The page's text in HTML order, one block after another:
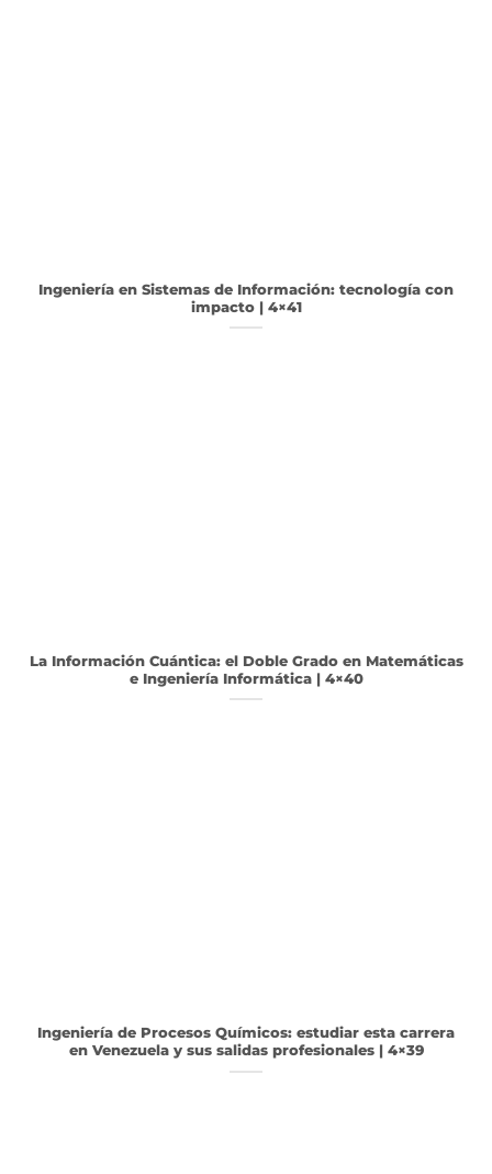
Ingeniería en Sistemas de Información: tecnología con
impacto | 4×41
La Información Cuántica: el Doble Grado en Matemáticas
e Ingeniería Informática | 4×40
Ingeniería de Procesos Químicos: estudiar esta carrera
en Venezuela y sus salidas profesionales | 4×39